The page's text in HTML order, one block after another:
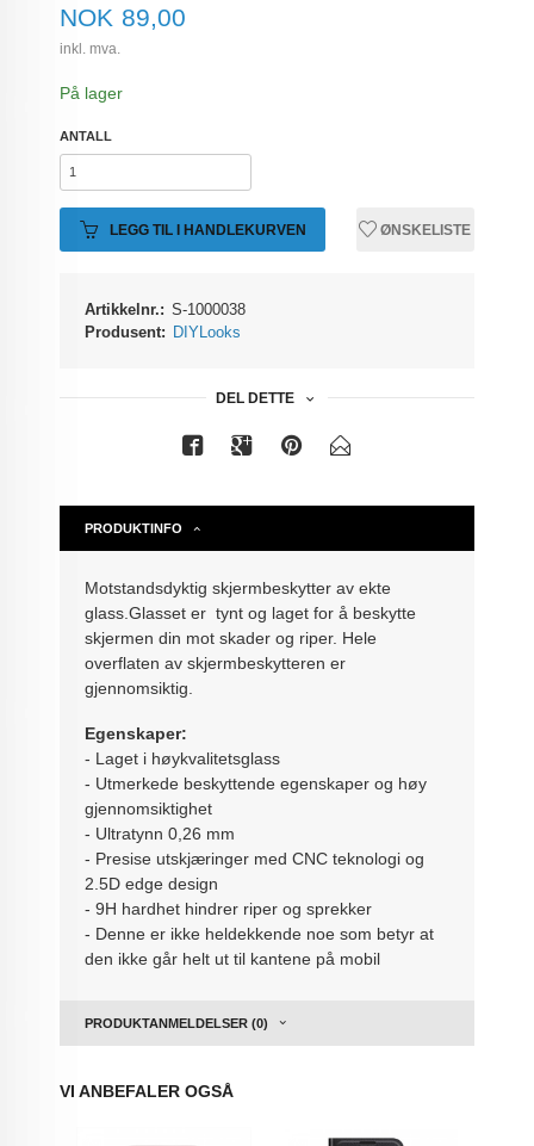
Pris
NOK 89,00
inkl. mva.
På lager
ANTALL
LEGG TIL I HANDLEKURVEN ØNSKELISTE
Artikkelnr.: S-1000038
Produsent: DIYLooks
DEL DETTE
PRODUKTINFO
Motstandsdyktig skjermbeskytter av ekte
glass.Glasset er tynt og laget for å beskytte
skjermen din mot skader og riper. Hele
overflaten av skjermbeskytteren er
gjennomsiktig.
Egenskaper:
- Laget i høykvalitetsglass
- Utmerkede beskyttende egenskaper og høy
gjennomsiktighet
- Ultratynn 0,26 mm
- Presise utskjæringer med CNC teknologi og
2.5D edge design
- 9H hardhet hindrer riper og sprekker
- Denne er ikke heldekkende noe som betyr at
den ikke går helt ut til kantene på mobil
PRODUKTANMELDELSER (0)
VI ANBEFALER OGSÅ